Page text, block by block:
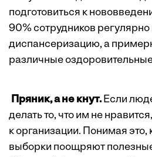
подготовиться к
90% сотрудников
диспансеризацию, а
различные
Пряник, а не кнут.Если
делать то, что им не
к организации. Понимая
выборки поощряют